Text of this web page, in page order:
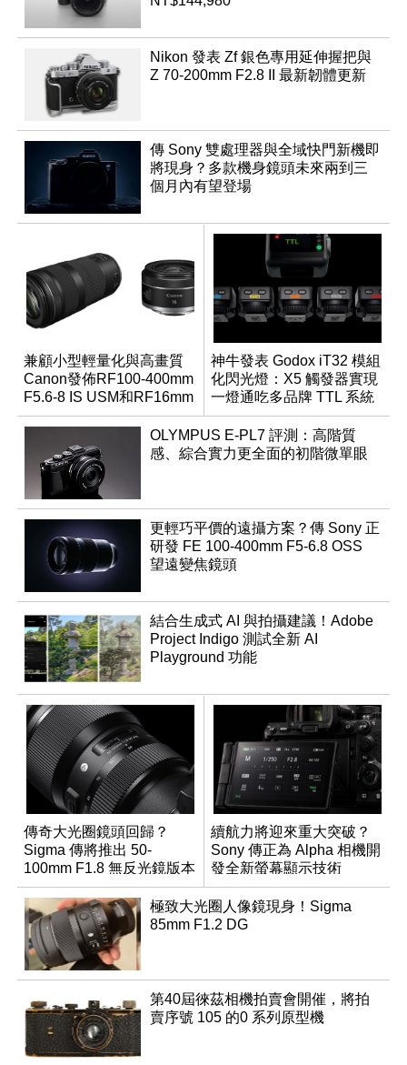
Nikon 發表 Zf 銀色專用延伸握把與
Z 70-200mm F2.8 II 最新韌體更新
傳 Sony 雙處理器與全域快門新機即
將現身？多款機身鏡頭未來兩到三
個月內有望登場
兼顧小型輕量化與高畫質
Canon發佈RF100-400mm
F5.6-8 IS USM和RF16mm
F2.8 STM
神牛發表 Godox iT32 模組
化閃光燈：X5 觸發器實現
一燈通吃多品牌 TTL 系統
OLYMPUS E-PL7 評測：高階質
感、綜合實力更全面的初階微單眼
更輕巧平價的遠攝方案？傳 Sony 正
研發 FE 100-400mm F5-6.8 OSS
望遠變焦鏡頭
結合生成式 AI 與拍攝建議！Adobe
Project Indigo 測試全新 AI
Playground 功能
傳奇大光圈鏡頭回歸？
Sigma 傳將推出 50-
100mm F1.8 無反光鏡版本
續航力將迎來重大突破？
Sony 傳正為 Alpha 相機開
發全新螢幕顯示技術
極致大光圈人像鏡現身！Sigma
85mm F1.2 DG
第40屆徠茲相機拍賣會開催，將拍
賣序號 105 的0 系列原型機